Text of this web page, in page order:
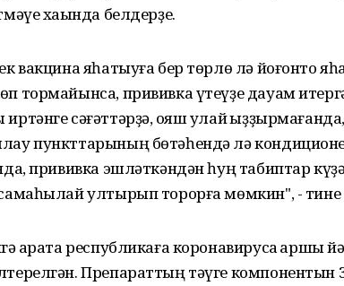
хаҡында белдерҙе.
вакцина яһатыуға бер төрлө лә йоғонто
тормайынса, прививка үтеүҙе дауам
сәғәттәрҙә, ҡояш улай
пункттарының бөтәһендә лә
прививка эшләткәндән һуң табиптар
ултырып торорға мөмкин", - тине
ҡарата республикаға коронавирусҡа ҡаршы
Препараттың тәүге компонентын